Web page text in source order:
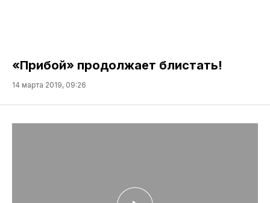
«Прибой» продолжает блистать!
14 марта 2019, 09:26